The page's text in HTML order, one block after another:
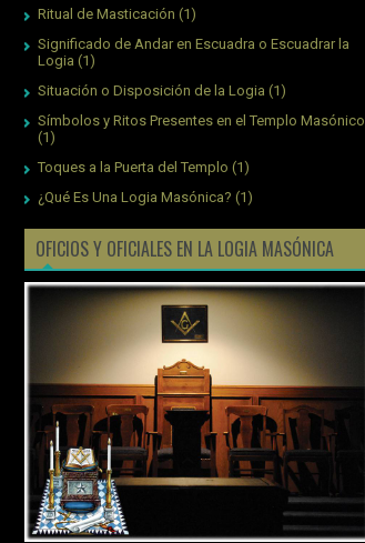
Ritual de Masticación (1)
Significado de Andar en Escuadra o Escuadrar la
Logia (1)
Situación o Disposición de la Logia (1)
Símbolos y Ritos Presentes en el Templo Masónico
(1)
Toques a la Puerta del Templo (1)
¿Qué Es Una Logia Masónica? (1)
OFICIOS Y OFICIALES EN LA LOGIA MASÓNICA